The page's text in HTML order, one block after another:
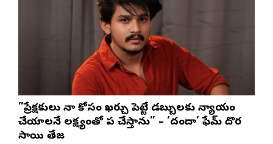
”ప్రేక్షకులు నా కోసం ఖర్చు పెట్టే డబ్బులకు న్యాయం
చేయాలనే లక్ష్యంతో పని చేస్తాను” – ‘దందా’ ఫేమ్ దొర
సాయి తేజ